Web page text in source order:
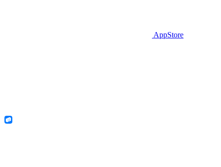
AppStore